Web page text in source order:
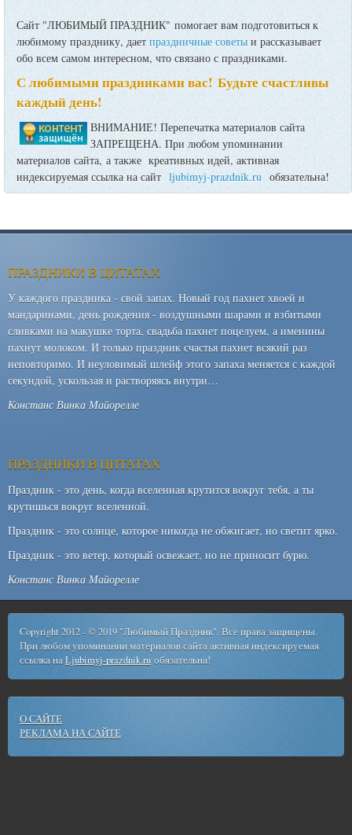
Сайт "ЛЮБИМЫЙ ПРАЗДНИК" помогает вам подготовиться к
любимому празднику, даетпраздничные советы и рассказывает
обо всем самом интересном, что связано с праздниками.
С любимыми праздниками вас! Будьте счастливы
каждый день!
ВНИМАНИЕ! Перепечатка материалов сайта
ЗАПРЕЩЕНА. При любом упоминании
материалов сайта, а также креативных идей, активная
индексируемая ссылка на сайт ljubimyj-prazdnik.ru обязательна!
ПРАЗДНИКИ В ЦИТАТАХ
У каждого праздника - свой запах. Новый год пахнет хвоей и
мандаринами, день рождения - воздушными шарами и взбитыми
сливками на макушке торта, свадьба пахнет поцелуем, а именины
пахнут молоком. И только праздник счастья пахнет всякий раз
неповторимо. И неуловимый шлейф этого запаха меняется с каждой
секундой, ускользая и растворяясь внутри…
Констанс Винка Майорелле
ПРАЗДНИКИ В ЦИТАТАХ
Праздник - это день, когда вселенная крутится вокруг тебя, а ты
крутишься вокруг вселенной.
Праздник - это солнце, которое никогда не обжигает, но светит ярко.
Праздник - это ветер, который освежает, но не приносит бурю.
Констанс Винка Майорелле
Copyright 2012 - © 2019 "Любимый Праздник". Все права защищены.
При любом упоминании материалов сайта активная индексируемая
ссылка наLjubimyj-prazdnik.ru обязательна!
О САЙТЕ
РЕКЛАМА НА САЙТЕ